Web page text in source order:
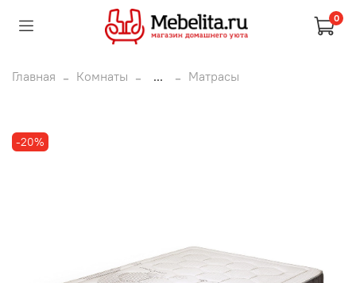
0
Главная Комнаты ... Матрасы
-20%